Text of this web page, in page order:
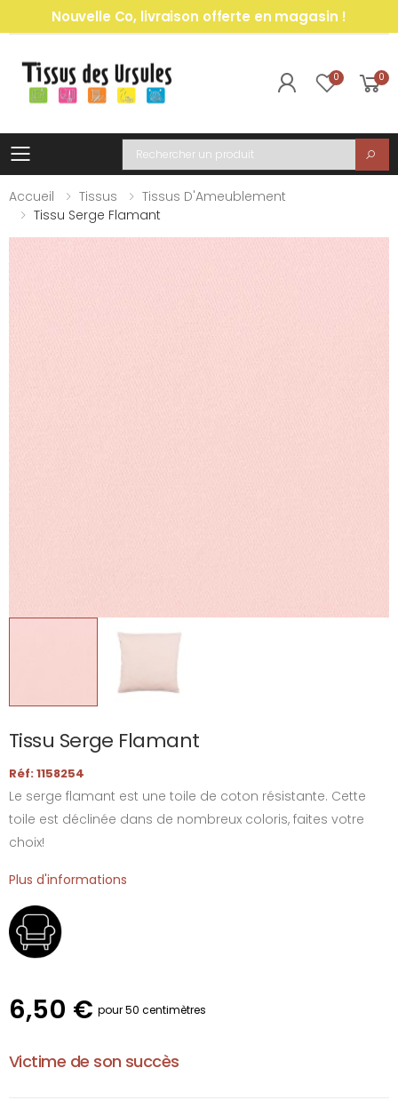
Nouvelle Co, livraison offerte en magasin !
0 0
Toggle mobile menu
Recherche
Accueil
Tissus
Tissus D'Ameublement
Tissu Serge Flamant
Tissu Serge Flamant
Réf: 1158254
Le serge flamant est une toile de coton résistante. Cette
toile est déclinée dans de nombreux coloris, faites votre
choix!
Plus d'informations
6,50 € pour 50 centimètres
Victime de son succès